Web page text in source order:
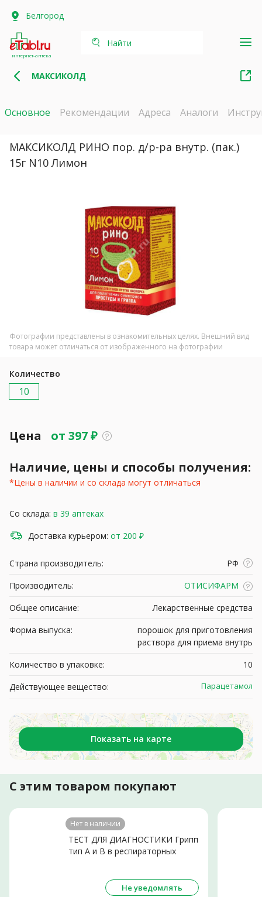
Белгород
интернет-аптека
Найти
МАКСИКОЛД
Основное Рекомендации Адреса Аналоги
МАКСИКОЛД РИНО пор. д/р-ра внутр. (пак.)
15г N10 Лимон
Фотографии представлены в ознакомительных целях. Внешний вид
товара может отличаться от изображенного на фотографии
Количество
10
Цена от 397₽
Наличие, цены и способы получения:
*Цены в наличии и со склада могут отличаться
Со склада: в 39 аптеках
Доставка курьером: от 200 ₽
Страна производитель:
РФ
Производитель:
ОТИСИФАРМ
Общее описание:
Лекарственные средства
Форма выпуска:
порошок для приготовления
раствора для приема внутрь
Количество в упаковке:
10
Действующее вещество:
Парацетамол
Показать на карте
С этим товаром покупают
Нет в наличии
ТЕСТ ДЛЯ ДИАГНОСТИКИ Грипп
тип А и В в респираторных
Не уведомлять